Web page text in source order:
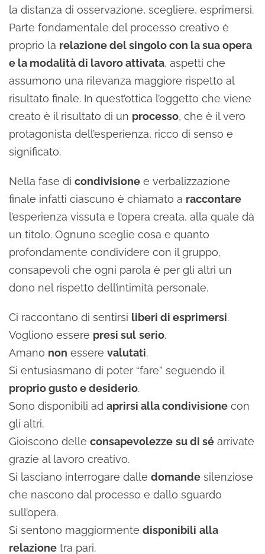
la distanza di osservazione, scegliere, esprimersi.
Parte fondamentale del processo creativo è
proprio la relazione del singolo con la sua opera
e la modalità di lavoro attivata, aspetti che
assumono una rilevanza maggiore rispetto al
risultato finale. In quest’ottica l’oggetto che viene
creato è il risultato di un processo, che è il vero
protagonista dell’esperienza, ricco di senso e
significato.
Nella fase di condivisione e verbalizzazione
finale infatti ciascuno è chiamato a raccontare
l’esperienza vissuta e l’opera creata, alla quale dà
un titolo. Ognuno sceglie cosa e quanto
profondamente condividere con il gruppo,
consapevoli che ogni parola è per gli altri un
dono nel rispetto dell’intimità personale.
Ci raccontano di sentirsi liberi di esprimersi.
Vogliono essere presi sul serio.
Amano non essere valutati.
Si entusiasmano di poter “fare” seguendo il
proprio gusto e desiderio.
Sono disponibili ad aprirsi alla condivisione con
gli altri.
Gioiscono delle consapevolezze su di sé arrivate
grazie al lavoro creativo.
Si lasciano interrogare dalle domande silenziose
che nascono dal processo e dallo sguardo
sull’opera.
Si sentono maggiormente disponibili alla
relazione tra pari.